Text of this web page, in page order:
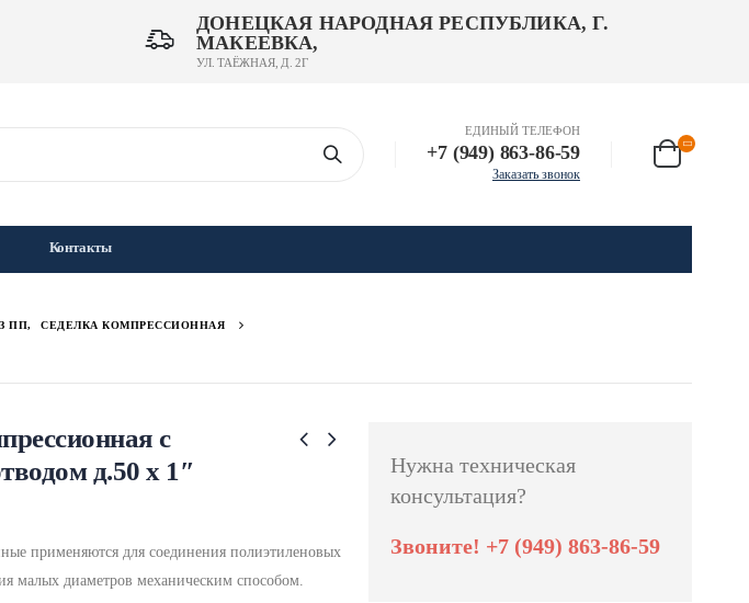
ДОНЕЦКАЯ НАРОДНАЯ РЕСПУБЛИКА, Г.
МАКЕЕВКА,
УЛ. ТАЁЖНАЯ, Д. 2Г
ЕДИНЫЙ ТЕЛЕФОН
+7 (949) 863-86-59
Заказать звонок
Контакты
ПП, СЕДЕЛКА КОМПРЕССИОННАЯ
с
д.50 х 1″
применяются для соединения полиэтиленовых
малых диаметров механическим способом.
Нужна техническая
консультация?
Звоните! +7 (949) 863-86-59